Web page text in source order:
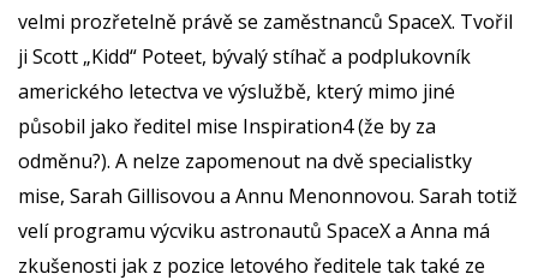
velmi prozřetelně právě se zaměstnanců SpaceX. Tvořil
ji Scott „Kidd“ Poteet, bývalý stíhač a podplukovník
amerického letectva ve výslužbě, který mimo jiné
působil jako ředitel mise Inspiration4 (že by za
odměnu?). A nelze zapomenout na dvě specialistky
mise, Sarah Gillisovou a Annu Menonnovou. Sarah totiž
velí programu výcviku astronautů SpaceX a Anna má
zkušenosti jak z pozice letového ředitele tak také ze